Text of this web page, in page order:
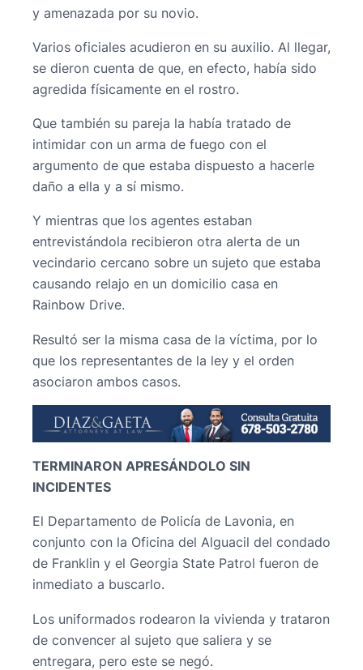
y amenazada por su novio.
Varios oficiales acudieron en su auxilio. Al llegar,
se dieron cuenta de que, en efecto, había sido
agredida físicamente en el rostro.
Que también su pareja la había tratado de
intimidar con un arma de fuego con el
argumento de que estaba dispuesto a hacerle
daño a ella y a sí mismo.
Y mientras que los agentes estaban
entrevistándola recibieron otra alerta de un
vecindario cercano sobre un sujeto que estaba
causando relajo en un domicilio casa en
Rainbow Drive.
Resultó ser la misma casa de la víctima, por lo
que los representantes de la ley y el orden
asociaron ambos casos.
TERMINARON APRESÁNDOLO SIN
INCIDENTES
El Departamento de Policía de Lavonia, en
conjunto con la Oficina del Alguacil del condado
de Franklin y el Georgia State Patrol fueron de
inmediato a buscarlo.
Los uniformados rodearon la vivienda y trataron
de convencer al sujeto que saliera y se
entregara, pero este se negó.